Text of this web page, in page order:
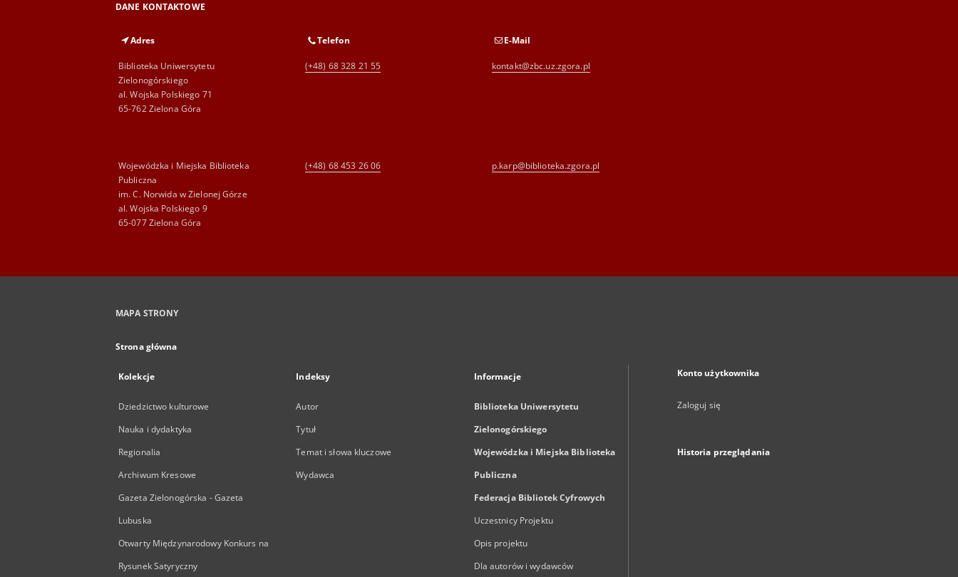
DANE KONTAKTOWE
Adres
Biblioteka Uniwersytetu
Zielonogórskiego
al. Wojska Polskiego 71
65-762 Zielona Góra
Telefon
(+48) 68 328 21 55
E-Mail
kontakt@zbc.uz.zgora.pl
Wojewódzka i Miejska Biblioteka
Publiczna
im. C. Norwida w Zielonej Górze
al. Wojska Polskiego 9
65-077 Zielona Góra
(+48) 68 453 26 06 p.karp@biblioteka.zgora.pl
MAPA STRONY
Strona główna
Kolekcje
Dziedzictwo kulturowe
Nauka i dydaktyka
Regionalia
Archiwum Kresowe
Gazeta Zielonogórska - Gazeta
Lubuska
Otwarty Międzynarodowy Konkurs na
Rysunek Satyryczny
Indeksy
Autor
Tytuł
Temat i słowa kluczowe
Wydawca
Informacje
Biblioteka Uniwersytetu
Zielonogórskiego
Wojewódzka i Miejska Biblioteka
Publiczna
Federacja Bibliotek Cyfrowych
Uczestnicy Projektu
Opis projektu
Dla autorów i wydawców
Konto użytkownika
Zaloguj się
Historia przeglądania